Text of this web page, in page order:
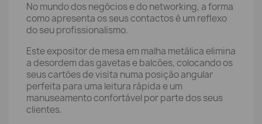
No mundo dos negócios e do networking, a forma
como apresenta os seus contactos é um reflexo
do seu profissionalismo.
Este expositor de mesa em malha metálica elimina
a desordem das gavetas e balcões, colocando os
seus cartões de visita numa posição angular
perfeita para uma leitura rápida e um
manuseamento confortável por parte dos seus
clientes.